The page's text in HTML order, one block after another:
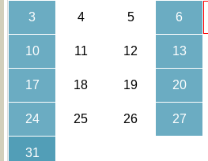
3 4 5 6
10 11 12 13
17 18 19 20
24 25 26 27
31